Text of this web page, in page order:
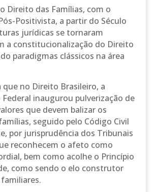
Direito das Famílias, com o
Positivista, a partir do Século
jurídicas se tornaram
a constitucionalização do Direito
paradigmas clássicos na área
que no Direito Brasileiro, a
inaugurou pulverização de
que devem balizar os
seguido pelo Código Civil
por jurisprudência dos Tribunais
reconhecem o afeto como
bem como acolhe o Princípio
como sendo o elo construtor